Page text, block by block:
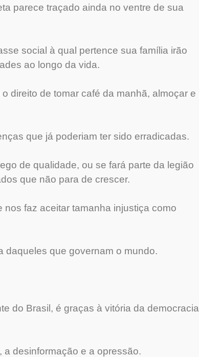
parece traçado ainda no ventre de sua
social à qual pertence sua família irão
ao longo da vida.
direito de tomar café da manhã, almoçar e
que já poderiam ter sido erradicadas.
de qualidade, ou se fará parte da legião
que não para de crescer.
faz aceitar tamanha injustiça como
daqueles que governam o mundo.
do Brasil, é graças à vitória da democracia
desinformação e a opressão.